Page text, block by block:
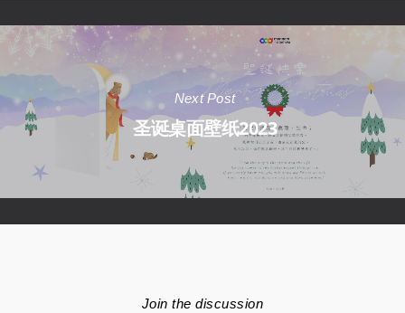
Next Post
圣诞桌面壁纸2023
Join the discussion